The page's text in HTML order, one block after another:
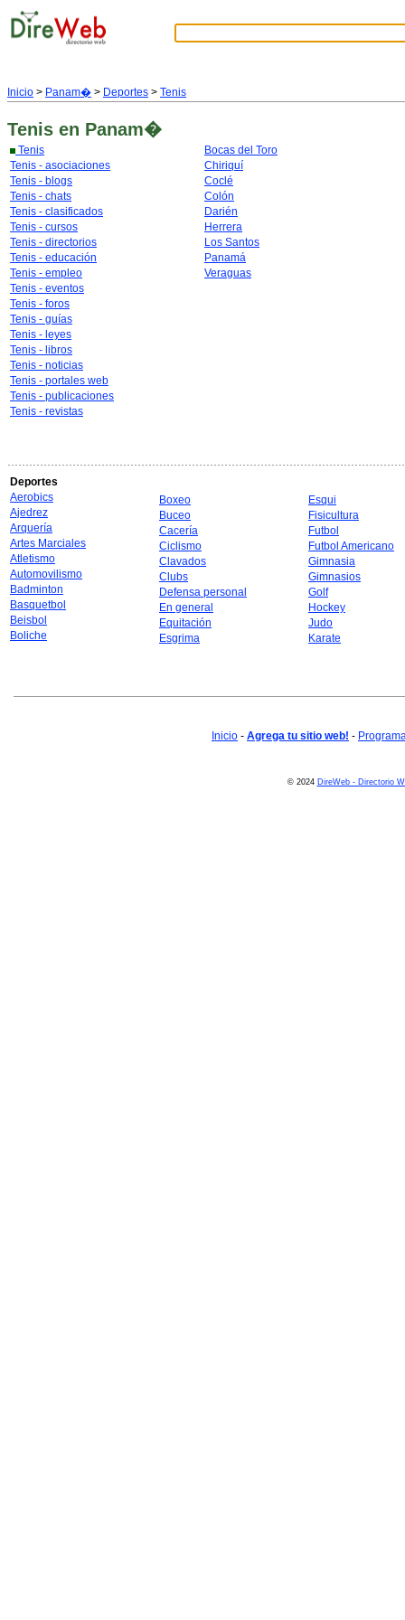
Inicio > Panam� > Deportes > Tenis
Tenis en Panam�
Tenis
Tenis - asociaciones
Tenis - blogs
Tenis - chats
Tenis - clasificados
Tenis - cursos
Tenis - directorios
Tenis - educación
Tenis - empleo
Tenis - eventos
Tenis - foros
Tenis - guías
Tenis - leyes
Tenis - libros
Tenis - noticias
Tenis - portales web
Tenis - publicaciones
Tenis - revistas
Bocas del Toro
Chiriquí
Coclé
Colón
Darién
Herrera
Los Santos
Panamá
Veraguas
Deportes
Aerobics
Ajedrez
Arquería
Artes Marciales
Atletismo
Automovilismo
Badminton
Basquetbol
Beisbol
Boliche
Boxeo
Buceo
Cacería
Ciclismo
Clavados
Clubs
Defensa personal
En general
Equitación
Esgrima
Esqui
Fisicultura
Futbol
Futbol Americano
Gimnasia
Gimnasios
Golf
Hockey
Judo
Karate
Inicio - Agrega tu sitio web! -
© 2024 DireWeb - Directorio